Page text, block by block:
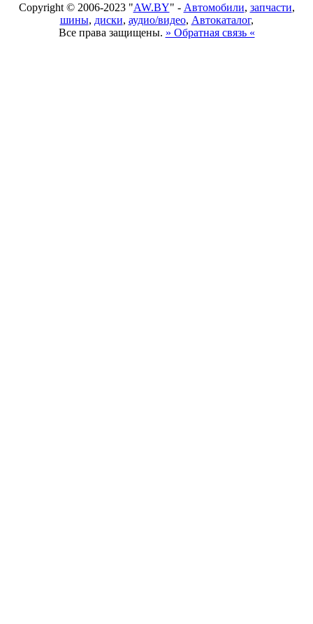
Copyright © 2006-2023 "AW.BY" - Автомобили, запчасти,
шины, диски, аудио/видео, Автокаталог,
Все права защищены. » Обратная связь «